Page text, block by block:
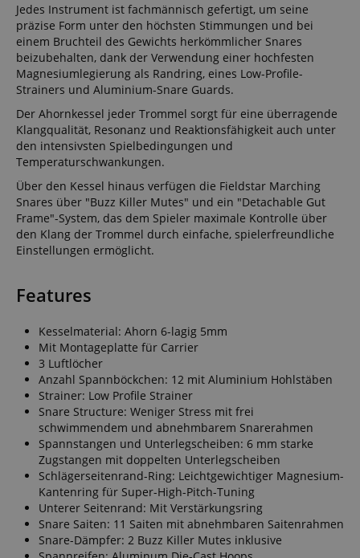
Jedes Instrument ist fachmännisch gefertigt, um seine
präzise Form unter den höchsten Stimmungen und bei
einem Bruchteil des Gewichts herkömmlicher Snares
beizubehalten, dank der Verwendung einer hochfesten
Magnesiumlegierung als Randring, eines Low-Profile-
Strainers und Aluminium-Snare Guards.
Der Ahornkessel jeder Trommel sorgt für eine überragende
Klangqualität, Resonanz und Reaktionsfähigkeit auch unter
den intensivsten Spielbedingungen und
Temperaturschwankungen.
Über den Kessel hinaus verfügen die Fieldstar Marching
Snares über "Buzz Killer Mutes" und ein "Detachable Gut
Frame"-System, das dem Spieler maximale Kontrolle über
den Klang der Trommel durch einfache, spielerfreundliche
Einstellungen ermöglicht.
Features
Kesselmaterial: Ahorn 6-lagig 5mm
Mit Montageplatte für Carrier
3 Luftlöcher
Anzahl Spannböckchen: 12 mit Aluminium Hohlstäben
Strainer: Low Profile Strainer
Snare Structure: Weniger Stress mit frei
schwimmendem und abnehmbarem Snarerahmen
Spannstangen und Unterlegscheiben: 6 mm starke
Zugstangen mit doppelten Unterlegscheiben
Schlägerseitenrand-Ring: Leichtgewichtiger Magnesium-
Kantenring für Super-High-Pitch-Tuning
Unterer Seitenrand: Mit Verstärkungsring
Snare Saiten: 11 Saiten mit abnehmbaren Saitenrahmen
Snare-Dämpfer: 2 Buzz Killer Mutes inklusive